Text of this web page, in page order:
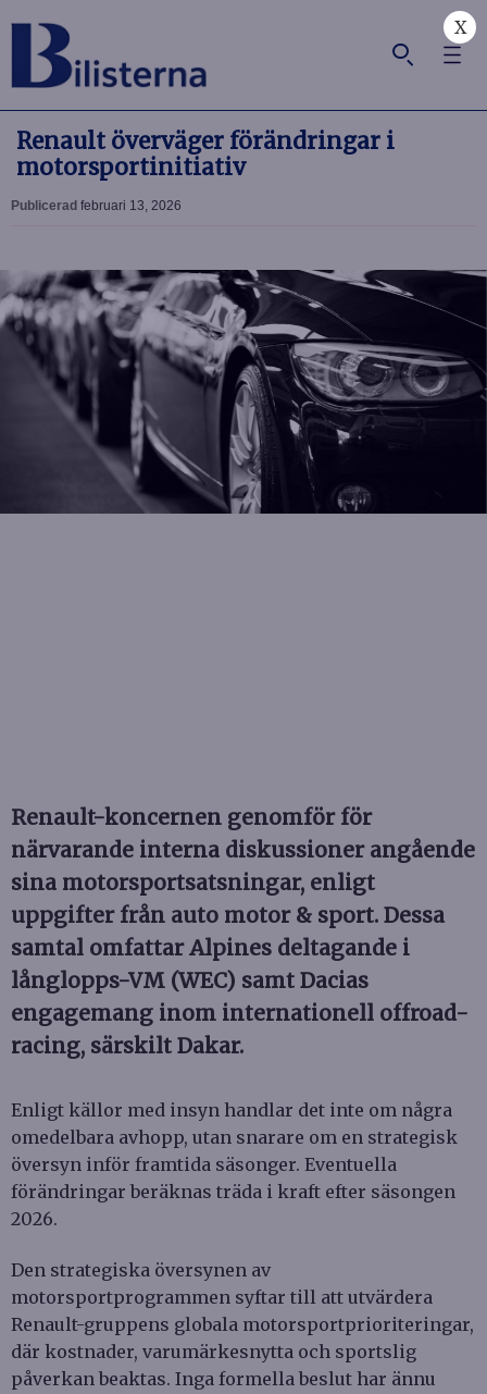
X
Renault överväger förändringar i
motorsportinitiativ
Publicerad februari 13, 2026
Renault-koncernen genomför för
närvarande interna diskussioner angående
sina motorsportsatsningar, enligt
uppgifter från auto motor & sport. Dessa
samtal omfattar Alpines deltagande i
långlopps-VM (WEC) samt Dacias
engagemang inom internationell offroad-
racing, särskilt Dakar.
Enligt källor med insyn handlar det inte om några
omedelbara avhopp, utan snarare om en strategisk
översyn inför framtida säsonger. Eventuella
förändringar beräknas träda i kraft efter säsongen
2026.
Den strategiska översynen av
motorsportprogrammen syftar till att utvärdera
Renault-gruppens globala motorsportprioriteringar,
där kostnader, varumärkesnytta och sportslig
påverkan beaktas. Inga formella beslut har ännu